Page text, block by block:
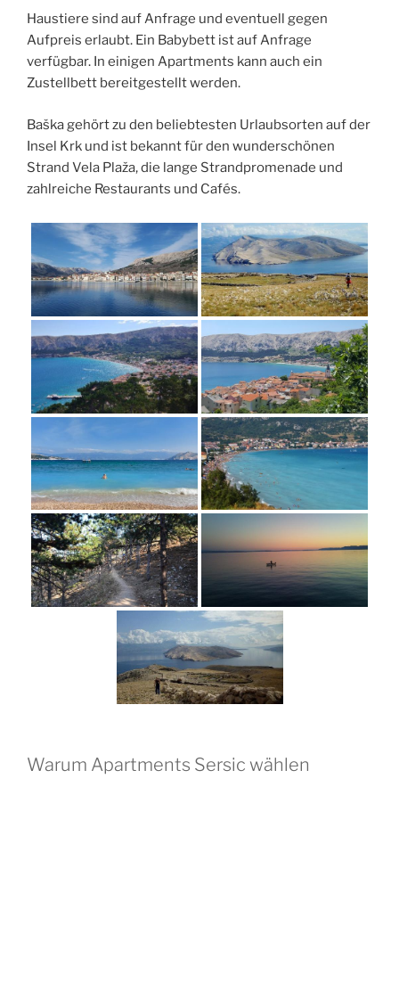
Haustiere sind auf Anfrage und eventuell gegen
Aufpreis erlaubt. Ein Babybett ist auf Anfrage
verfügbar. In einigen Apartments kann auch ein
Zustellbett bereitgestellt werden.
Baška gehört zu den beliebtesten Urlaubsorten auf der
Insel Krk und ist bekannt für den wunderschönen
Strand Vela Plaža, die lange Strandpromenade und
zahlreiche Restaurants und Cafés.
Warum Apartments Sersic wählen